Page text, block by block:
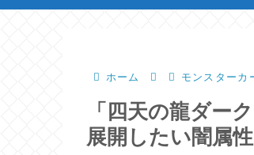
ホーム モンスターカ
「四天の龍ダー
展開したい闇属